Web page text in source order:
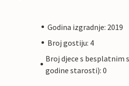
Godina izgradnje: 2019
Broj gostiju: 4
Broj djece s besplatnim
godine starosti): 0